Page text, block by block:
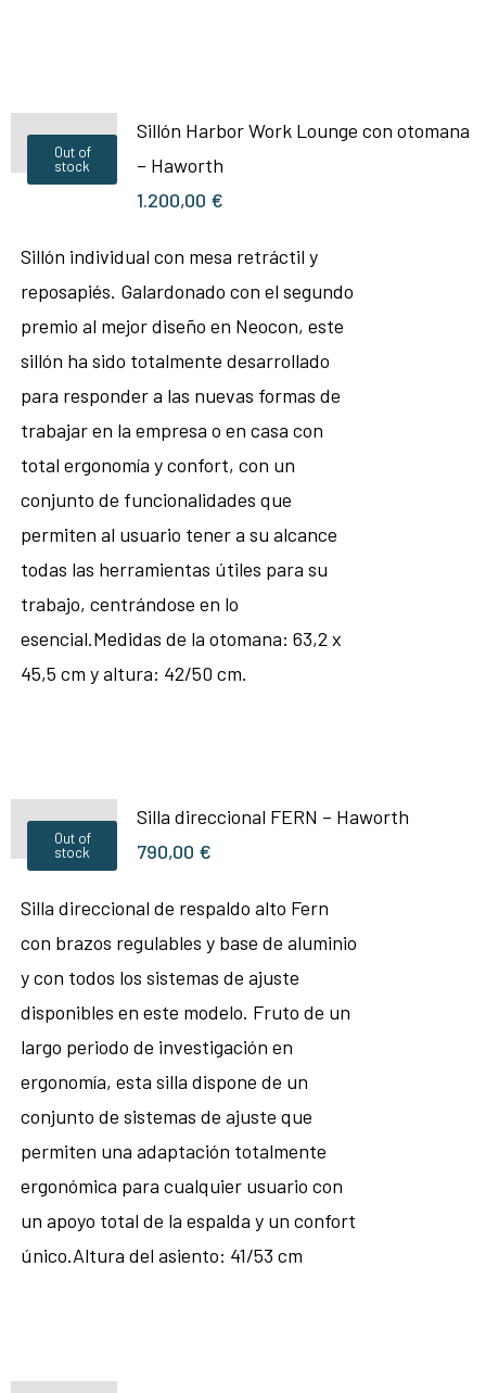
Out of
stock
Sillón Harbor Work Lounge con otomana
– Haworth
1.200,00 €
Sillón individual con mesa retráctil y
reposapiés. Galardonado con el segundo
premio al mejor diseño en Neocon, este
sillón ha sido totalmente desarrollado
para responder a las nuevas formas de
trabajar en la empresa o en casa con
total ergonomía y confort, con un
conjunto de funcionalidades que
permiten al usuario tener a su alcance
todas las herramientas útiles para su
trabajo, centrándose en lo
esencial.Medidas de la otomana: 63,2 x
45,5 cm y altura: 42/50 cm.
Out of
stock
Silla direccional FERN – Haworth
790,00 €
Silla direccional de respaldo alto Fern
con brazos regulables y base de aluminio
y con todos los sistemas de ajuste
disponibles en este modelo. Fruto de un
largo periodo de investigación en
ergonomía, esta silla dispone de un
conjunto de sistemas de ajuste que
permiten una adaptación totalmente
ergonómica para cualquier usuario con
un apoyo total de la espalda y un confort
único.Altura del asiento: 41/53 cm